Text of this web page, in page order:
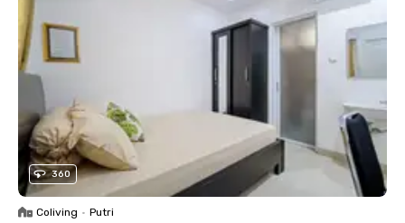
360
Coliving • Putri